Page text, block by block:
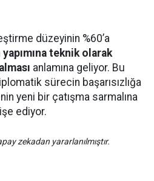
düzeyinin %60’a
teknik olarak
anlamına geliyor. Bu
sürecin başarısızlığa
yeni bir çatışma sarmalına
ediyor.
zekadan yararlanılmıştır.